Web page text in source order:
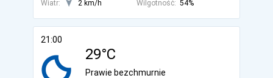
Wiatr: 2 km/h Wilgotność: 54%
21:00
29°C
Prawie bezchmurnie